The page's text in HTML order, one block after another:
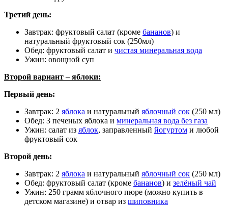
Третий день:
Завтрак: фруктовый салат (кроме бананов) и
натуральный фруктовый сок (250мл)
Обед: фруктовый салат и чистая минеральная вода
Ужин: овощной суп
Второй вариант – яблоки:
Первый день:
Завтрак: 2 яблока и натуральный яблочный сок (250 мл)
Обед: 3 печеных яблока и минеральная вода без газа
Ужин: салат из яблок, заправленный йогуртом и любой
фруктовый сок
Второй день:
Завтрак: 2 яблока и натуральный яблочный сок (250 мл)
Обед: фруктовый салат (кроме бананов) и зелёный чай
Ужин: 250 грамм яблочного пюре (можно купить в
детском магазине) и отвар из шиповника